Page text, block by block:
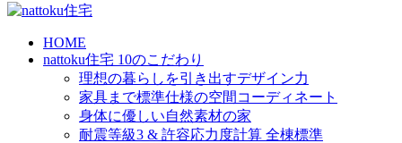
HOME
nattoku住宅 10のこだわり
理想の暮らしを引き出すデザイン力
家具まで標準仕様の空間コーディネート
身体に優しい自然素材の家
耐震等級3 & 許容応力度計算 全棟標準